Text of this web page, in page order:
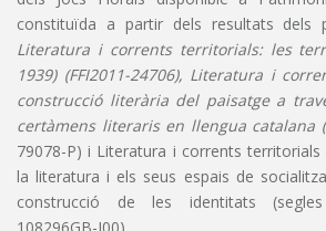
constituïda a partir dels resultats dels
Literatura i corrents territorials: les
1939) (FFI2011-24706), Literatura i
construcció literària del paisatge a
certàmens literaris en llengua catalana
79078-P) i Literatura i corrents
la literatura i els seus espais de
construcció de les identitats (segles
108296GB-I00).